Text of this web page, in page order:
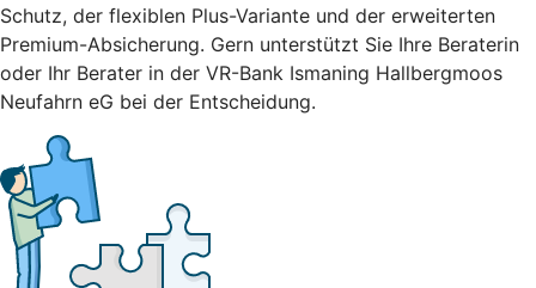
Schutz, der flexiblen Plus-Variante und der erweiterten
Premium-Absicherung. Gern unterstützt Sie Ihre Beraterin
oder Ihr Berater in der VR-Bank Ismaning Hallbergmoos
Neufahrn eG bei der Entscheidung.